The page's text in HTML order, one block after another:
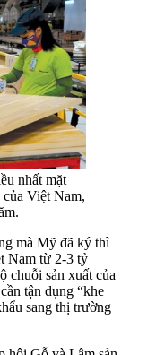
nhất mặt
của Việt Nam,
mà Mỹ đã ký thì
Nam từ 2-3 tỷ
chuỗi sản xuất của
tận dụng “khe
sang thị trường